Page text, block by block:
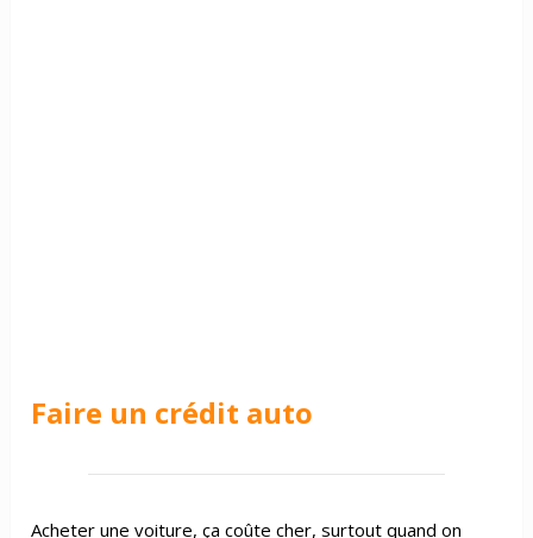
Faire un crédit auto
Acheter une voiture, ça coûte cher, surtout quand on